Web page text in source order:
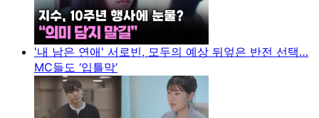
'내 남은 연애' 서로빈, 모두의 예상 뒤엎은 반전 선택…
MC들도 ‘입틀막’